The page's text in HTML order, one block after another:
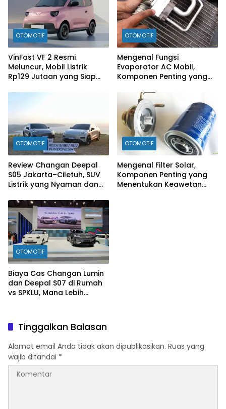
OTOMOTIF
VinFast VF 2 Resmi
Meluncur, Mobil Listrik
Rp129 Jutaan yang Siap
Motor
OTOMOTIF
Mengenal Fungsi
Evaporator AC Mobil,
Komponen Penting yang
OTOMOTIF
Review Changan Deepal
S05 Jakarta–Ciletuh, SUV
Listrik yang Nyaman dan
OTOMOTIF
Mengenal Filter Solar,
Komponen Penting yang
Menentukan Keawetan
OTOMOTIF
Biaya Cas Changan Lumin
dan Deepal S07 di Rumah
vs SPKLU, Mana Lebih
Tinggalkan Balasan
Alamat email Anda tidak akan dipublikasikan. Ruas yang
wajib ditandai *